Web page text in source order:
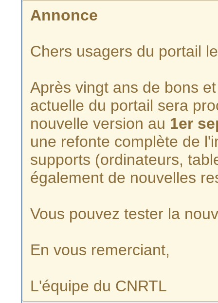
Annonce
Chers usagers du portail
Après vingt ans de bons
actuelle du portail sera
nouvelle version au 1er
une refonte complète de
supports (ordinateurs,
également de nouvelles
Vous pouvez tester la
En vous remerciant,
L'équipe du CNRTL